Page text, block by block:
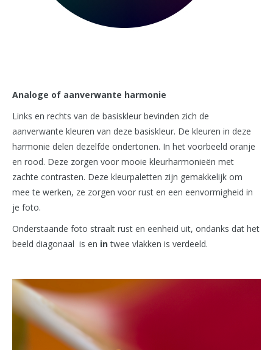
Analoge of aanverwante harmonie
Links en rechts van de basiskleur bevinden zich de
aanverwante kleuren van deze basiskleur. De kleuren in deze
harmonie delen dezelfde ondertonen. In het voorbeeld oranje
en rood. Deze zorgen voor mooie kleurharmonieën met
zachte contrasten. Deze kleurpaletten zijn gemakkelijk om
mee te werken, ze zorgen voor rust en een eenvormigheid in
je foto.
Onderstaande foto straalt rust en eenheid uit, ondanks dat het
beeld diagonaal is en intwee vlakken is verdeeld.